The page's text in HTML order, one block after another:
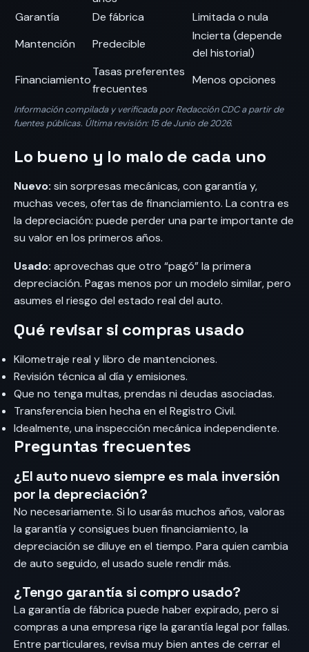
Garantía
De fábrica
Limitada o nula
Mantención
Predecible
Incierta (depende
del historial)
Financiamiento
Tasas preferentes
frecuentes
Menos opciones
Información compilada y verificada por Redacción CDC a partir de
fuentes públicas. Última revisión: 15 de Junio de 2026.
Lo bueno y lo malo de cada uno
Nuevo: sin sorpresas mecánicas, con garantía y,
muchas veces, ofertas de financiamiento. La contra es
la depreciación: puede perder una parte importante de
su valor en los primeros años.
Usado: aprovechas que otro “pagó” la primera
depreciación. Pagas menos por un modelo similar, pero
asumes el riesgo del estado real del auto.
Qué revisar si compras usado
Kilometraje real y libro de mantenciones.
Revisión técnica al día y emisiones.
Que no tenga multas, prendas ni deudas asociadas.
Transferencia bien hecha en el Registro Civil.
Idealmente, una inspección mecánica independiente.
Preguntas frecuentes
¿El auto nuevo siempre es mala inversión
por la depreciación?
No necesariamente. Si lo usarás muchos años, valoras
la garantía y consigues buen financiamiento, la
depreciación se diluye en el tiempo. Para quien cambia
de auto seguido, el usado suele rendir más.
¿Tengo garantía si compro usado?
La garantía de fábrica puede haber expirado, pero si
compras a una empresa rige la garantía legal por fallas.
Entre particulares, revisa muy bien antes de cerrar el